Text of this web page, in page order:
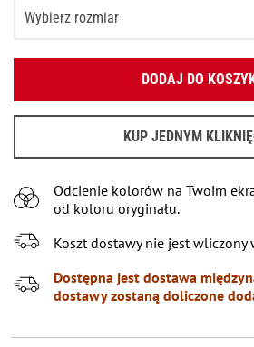
Wybierz rozmiar
XS
L
XL
DODAJ DO
KUP JEDNYM
Kiedy czekać na e-mail - przeczytajtu.
Odcienie kolorów na Twoim
od koloru oryginału.
Koszt dostawy nie jest wliczony
Dostępna jest dostawa
dostawy zostaną doliczone